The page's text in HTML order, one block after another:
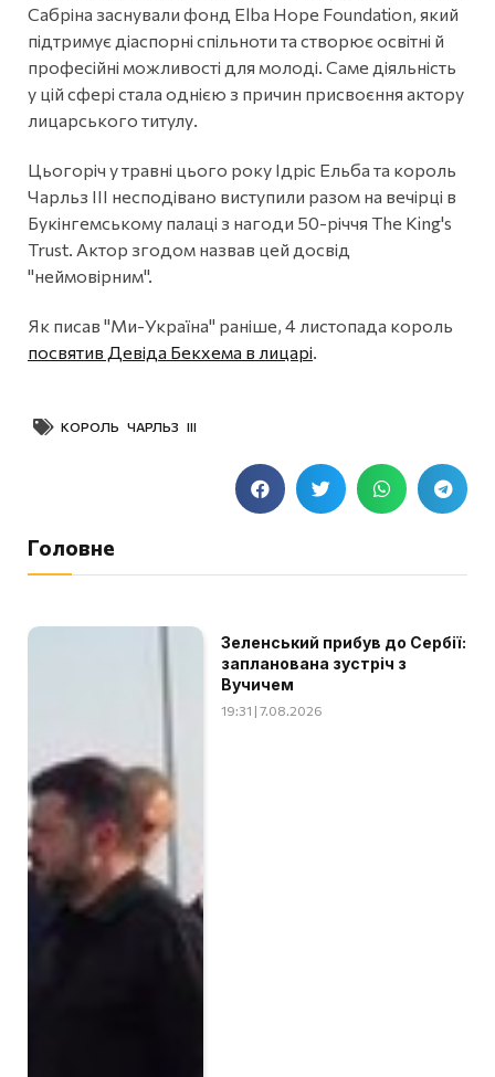
Сабріна заснували фонд Elba Hope Foundation, який
підтримує діаспорні спільноти та створює освітні й
професійні можливості для молоді. Саме діяльність
у цій сфері стала однією з причин присвоєння актору
лицарського титулу.
Цьогоріч у травні цього року Ідріс Ельба та король
Чарльз III несподівано виступили разом на вечірці в
Букінгемському палаці з нагоди 50-річчя The King's
Trust. Актор згодом назвав цей досвід
"неймовірним".
Як писав "Ми-Україна" раніше, 4 листопада король
посвятив Девіда Бекхема в лицарі.
КОРОЛЬ ЧАРЛЬЗ III
Головне
Зеленський прибув до Сербії:
запланована зустріч з
Вучичем
19:31 | 7.08.2026